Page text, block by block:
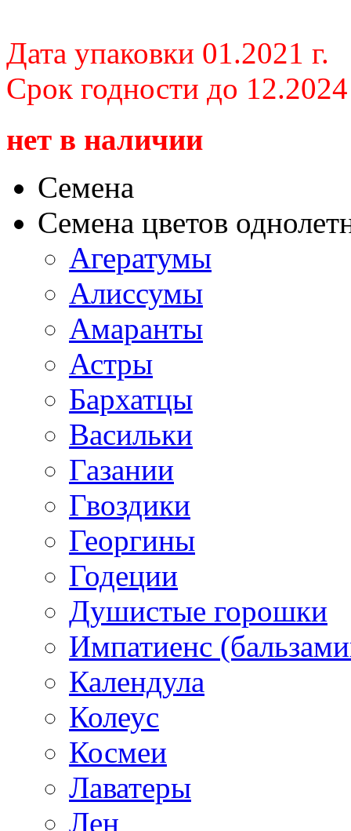
Дата упаковки 01.2021 г.
Срок годности до 12.2024
нет в наличии
Семена
Семена цветов
Агератумы
Алиссумы
Амаранты
Астры
Бархатцы
Васильки
Газании
Гвоздики
Георгины
Годеции
Душистые горошки
Импатиенс
Календула
Колеус
Космеи
Лаватеры
Лен